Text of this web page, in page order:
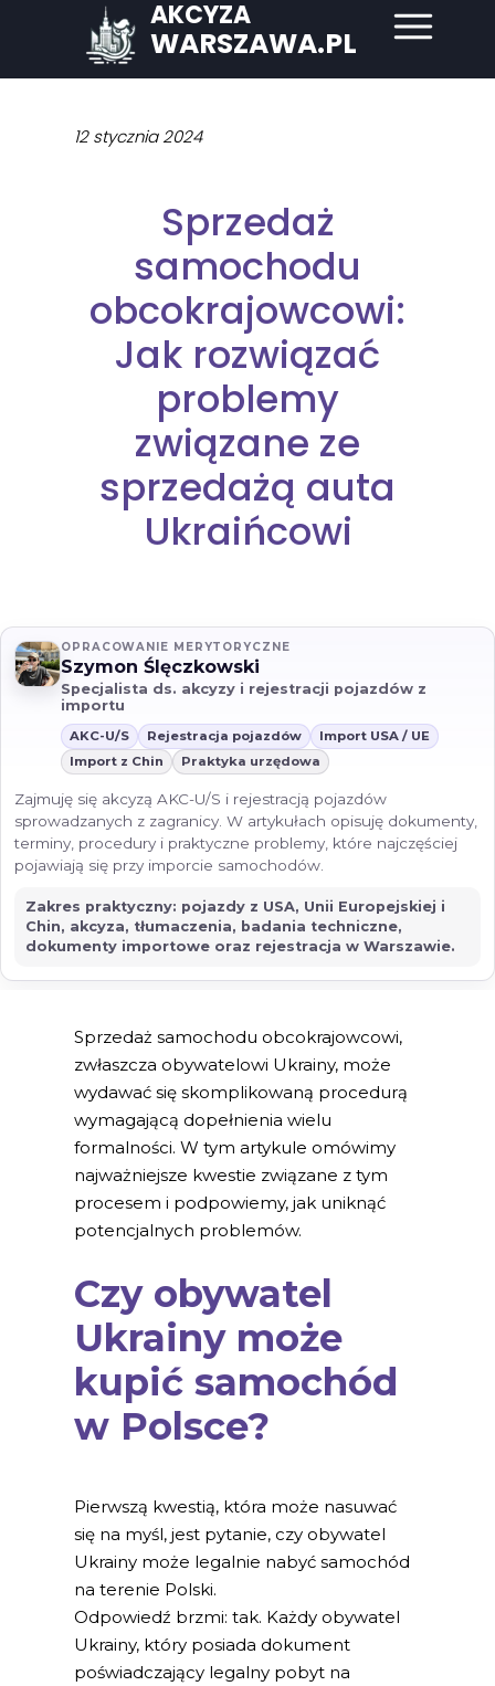
AKCYZA
WARSZAWA.PL
12 stycznia 2024
Sprzedaż
samochodu
obcokrajowcowi:
Jak rozwiązać
problemy
związane ze
sprzedażą auta
Ukraińcowi
Sprzedaż samochodu obcokrajowcowi,
zwłaszcza obywatelowi Ukrainy, może
wydawać się skomplikowaną procedurą
wymagającą dopełnienia wielu
formalności. W tym artykule omówimy
najważniejsze kwestie związane z tym
procesem i podpowiemy, jak uniknąć
potencjalnych problemów.
Czy obywatel
Ukrainy może
kupić samochód
w Polsce?
Pierwszą kwestią, która może nasuwać
się na myśl, jest pytanie, czy obywatel
Ukrainy może legalnie nabyć samochód
na terenie Polski.
Odpowiedź brzmi: tak. Każdy obywatel
Ukrainy, który posiada dokument
poświadczający legalny pobyt na
OPRACOWANIE MERYTORYCZNE
Szymon Ślęczkowski
Specjalista ds. akcyzy i rejestracji pojazdów z
importu
AKC-U/S Rejestracja pojazdów
Import USA / UE
Import z Chin
Praktyka urzędowa
Zajmuję się akcyzą AKC-U/S i rejestracją pojazdów
sprowadzanych z zagranicy. W artykułach opisuję dokumenty,
terminy, procedury i praktyczne problemy, które najczęściej
pojawiają się przy imporcie samochodów.
Zakres praktyczny: pojazdy z USA, Unii Europejskiej i
Chin, akcyza, tłumaczenia, badania techniczne,
dokumenty importowe oraz rejestracja w Warszawie.